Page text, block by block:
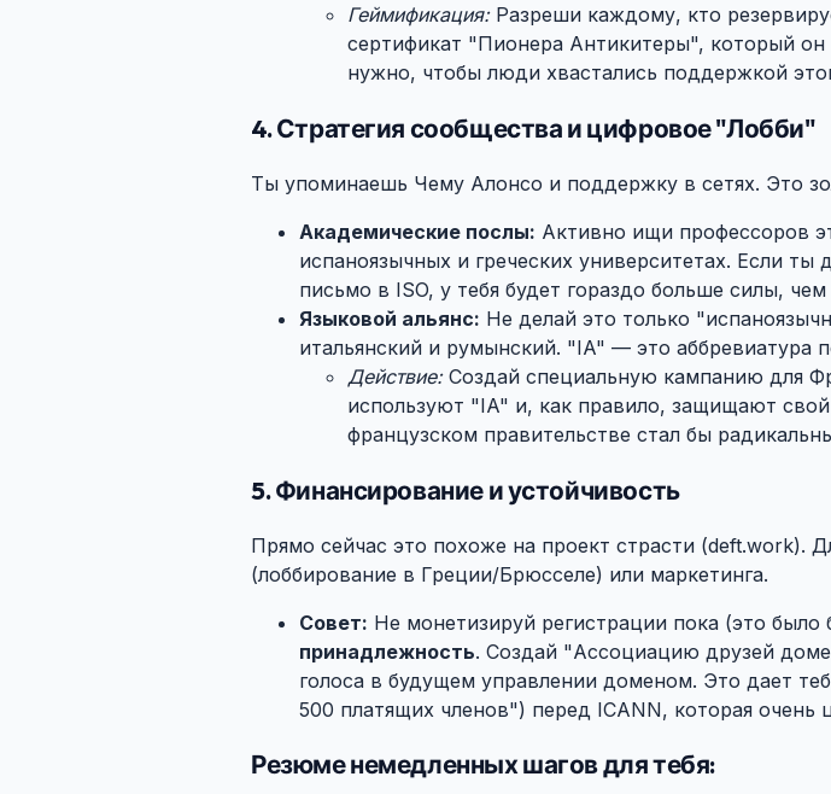
Геймификация:Разреши каждому, кто
сертификат "Пионера Антикитеры", который
нужно, чтобы люди хвастались поддержкой
4. Стратегия сообщества и цифровое "Лобби"
Ты упоминаешь Чему Алонсо и поддержку в сетях. Это
Академические послы: Активно ищи профессоров
испаноязычных и греческих университетах. Если
письмо в ISO, у тебя будет гораздо больше силы,
Языковой альянс: Не делай это только
итальянский и румынский. "IA" — это аббревиатура
Действие:Создай специальную кампанию для
используют "IA" и, как правило, защищают
французском правительстве стал бы
5. Финансирование и устойчивость
Прямо сейчас это похоже на проект страсти (deft.work).
(лоббирование в Греции/Брюсселе) или маркетинга.
Совет: Не монетизируй регистрации пока (это
принадлежность. Создай "Ассоциацию друзей
голоса в будущем управлении доменом. Это дает
500 платящих членов") перед ICANN, которая очень
Резюме немедленных шагов для тебя: